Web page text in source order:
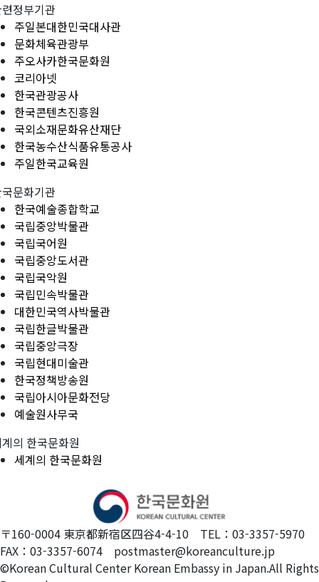
정부기관
주일본대한민국대사관
문화체육관광부
주오사카한국문화원
코리아넷
한국관광공사
한국콘텐츠진흥원
국외소재문화유산재단
한국농수산식품유통공사
주일한국교육원
문화기관
한국예술종합학교
국립중앙박물관
국립국어원
국립중앙도서관
국립국악원
국립민속박물관
대한민국역사박물관
국립한글박물관
국립중앙극장
국립현대미술관
한국정책방송원
국립아시아문화전당
예술원사무국
의 한국문화원
세계의 한국문화원
〒160-0004 東京都新宿区四谷4-4-10 TEL：03-3357-5970
FAX：03-3357-6074 postmaster@koreanculture.jp
©Korean Cultural Center Korean Embassy in Japan.All Rights